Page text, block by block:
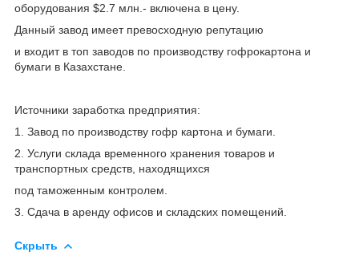
оборудования $2.7 млн.- включена в цену.
Данный завод имеет превосходную репутацию
и входит в топ заводов по производству гофрокартона и
бумаги в Казахстане.
Источники заработка предприятия:
1. Завод по производству гофр картона и бумаги.
2. Услуги склада временного хранения товаров и
транспортных средств, находящихся
под таможенным контролем.
3. Сдача в аренду офисов и складских помещений.
Скрыть